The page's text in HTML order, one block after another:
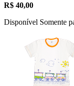
R$ 40,00
Disponível Somente